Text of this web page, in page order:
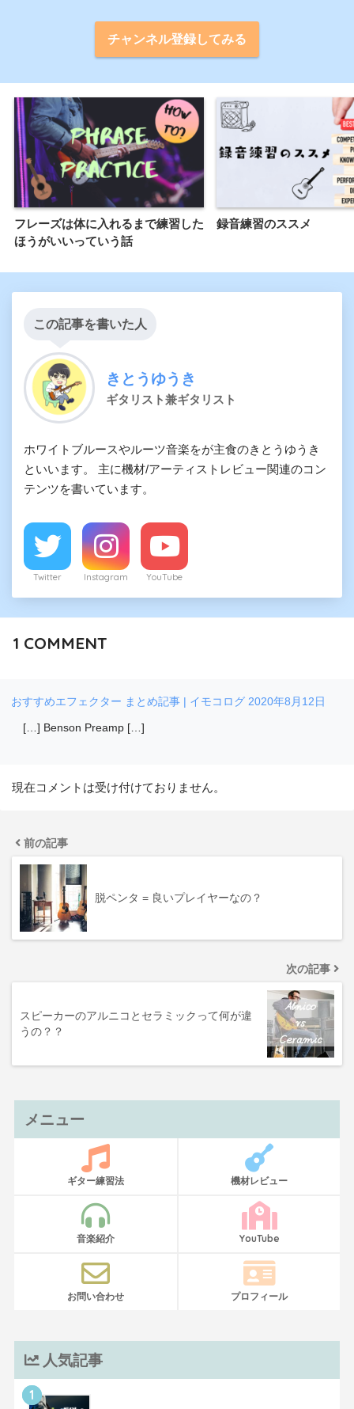
チャンネル登録してみる
フレーズは体に入れるまで練習した
ほうがいいっていう話
録音練習のススメ
この記事を書いた人
きとうゆうき
ギタリスト兼ギタリスト
ホワイトブルースやルーツ音楽をが主食のきとうゆうき
といいます。 主に機材/アーティストレビュー関連のコン
テンツを書いています。
Twitter Instagram YouTube
1 COMMENT
おすすめエフェクター まとめ記事 | イモコログ 2020年8月12日
[…] Benson Preamp […]
現在コメントは受け付けておりません。
前の記事
脱ペンタ = 良いプレイヤーなの？
次の記事
スピーカーのアルニコとセラミックって何が違
うの？？
メニュー
ギター練習法 機材レビュー
音楽紹介 YouTube
お問い合わせ プロフィール
人気記事
1